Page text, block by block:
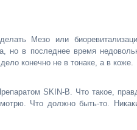
Мезо или
но в последнее время
конечно не в тонаке, а в коже.
SKIN-B. Что такое,
Что должно быть-то.